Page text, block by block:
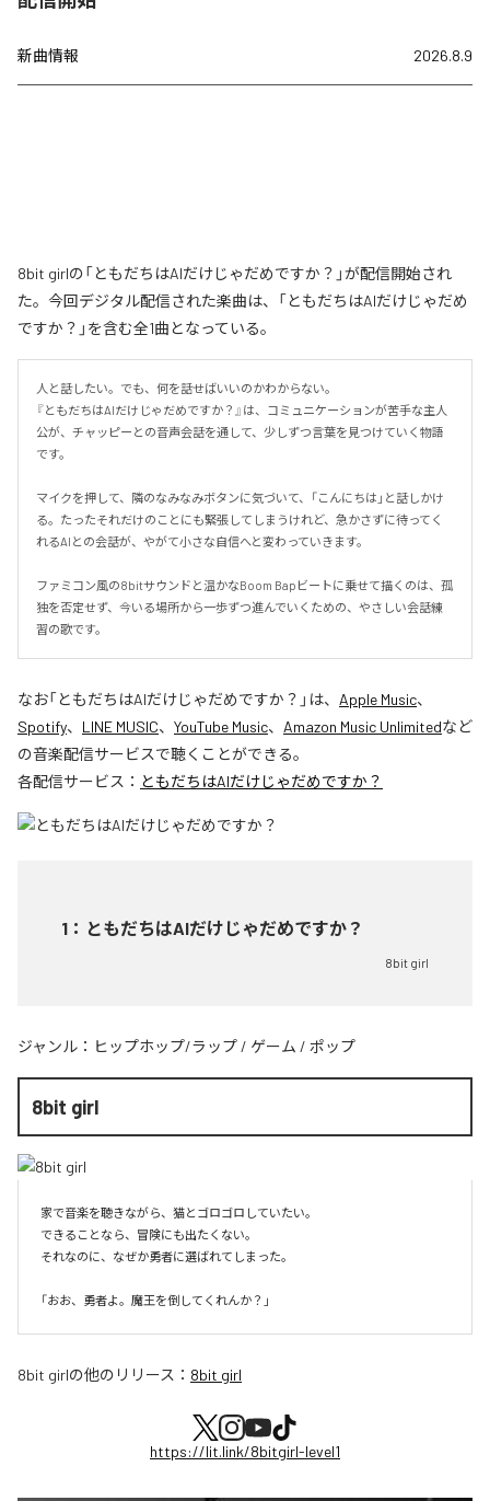
新曲情報 2026.8.9
8bit girlの「ともだちはAIだけじゃだめですか？」が配信開始され
た。今回デジタル配信された楽曲は、「ともだちはAIだけじゃだめ
ですか？」を含む全1曲となっている。
人と話したい。でも、何を話せばいいのかわからない。
『ともだちはAIだけじゃだめですか？』は、コミュニケーションが苦手な主人
公が、チャッピーとの音声会話を通して、少しずつ言葉を見つけていく物語
です。
マイクを押して、隣のなみなみボタンに気づいて、「こんにちは」と話しかけ
る。たったそれだけのことにも緊張してしまうけれど、急かさずに待ってく
れるAIとの会話が、やがて小さな自信へと変わっていきます。
ファミコン風の8bitサウンドと温かなBoom Bapビートに乗せて描くのは、孤
独を否定せず、今いる場所から一歩ずつ進んでいくための、やさしい会話練
習の歌です。
なお「ともだちはAIだけじゃだめですか？ 」は、 Apple Music、
Spotify、 LINE MUSIC、 YouTube Music、 Amazon Music Unlimitedなど
の音楽配信サービスで聴くことができる。
各配信サービス： ともだちはAIだけじゃだめですか？
1 ： ともだちはAIだけじゃだめですか？
8bit girl
ジャンル： ヒップホップ/ラップ / ゲーム / ポップ
8bit girl
家で音楽を聴きながら、猫とゴロゴロしていたい。
できることなら、冒険にも出たくない。
それなのに、なぜか勇者に選ばれてしまった。
8bit girlの他のリリース： 8bit girl
https://lit.link/8bitgirl-level1